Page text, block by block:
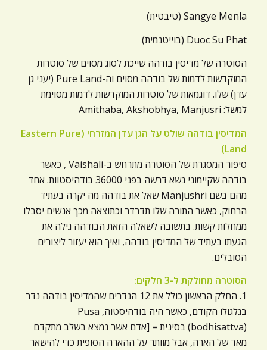
Sangye Menla (טיבטית)
Duoc Su Phat (בוייטנמית)
הסוטרה של מדיסין בודהה שייכת לסוג מסוים של סוטרות
המוקדשות לדמות של בודהה מסוים וה-Pure Land (יעני גן
עדן) שלו. דוגמאות של סוטרות המוקדשות לדמות מסוימת
למשל: Amithaba, Akshobhya, Manjusri
המדיסין בודהה שולט על הגן עדן המזרחי (Eastern Pure
Land)
סיפור המסגרת של הסוטרה מתרחש ב-Vaishali , כאשר
בודהה שקיימוני נשא דרשה בפני 36000 בודהיסטוות. אחד
מהם בשם Manjushri שאל את בודהה מה יקרה בעתיד
הרחוק, כאשר התורה שלו תדרדר וכתוצאה מכך אנשים יסבלו
ממחלות קשות. בתשובה לשאלה הזאת הבודהה גילה את
הגעתו בעתיד של המדיסין בודהה, ואיך הוא יעזור ליצורים
הסובלים.
הסוטרה מחולקת ל-3 חלקים:
1. החלק הראשון כולל את 12 הנדרים שהמדיסין בודהה נדר
בגלגולו הקודם, כאשר היה בודהיסטוה, Pusa
(bodhisattva) בסינית = [אדם אשר נמצא בשלב מתקדם
מאד של הארה, אבל מוותר על ההארה הסופית כדי להישאר